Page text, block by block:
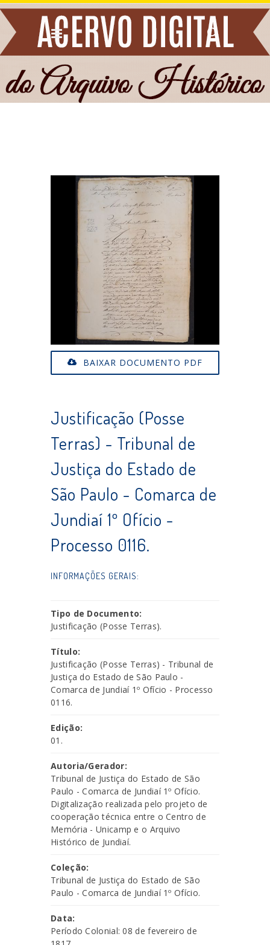
BAIXAR DOCUMENTO PDF
Justificação (Posse
Terras) - Tribunal de
Justiça do Estado de
São Paulo - Comarca de
Jundiaí 1º Ofício -
Processo 0116.
INFORMAÇÕES GERAIS:
Tipo de Documento:
Justificação (Posse Terras).
Título:
Justificação (Posse Terras) - Tribunal de
Justiça do Estado de São Paulo -
Comarca de Jundiaí 1º Ofício - Processo
0116.
Edição:
01.
Autoria/Gerador:
Tribunal de Justiça do Estado de São
Paulo - Comarca de Jundiaí 1º Ofício.
Digitalização realizada pelo projeto de
cooperação técnica entre o Centro de
Memória - Unicamp e o Arquivo
Histórico de Jundiaí.
Coleção:
Tribunal de Justiça do Estado de São
Paulo - Comarca de Jundiaí 1º Ofício.
Data:
Período Colonial: 08 de fevereiro de